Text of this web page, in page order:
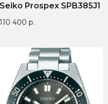
Seiko Prospex SPB385J1
110 400 р.